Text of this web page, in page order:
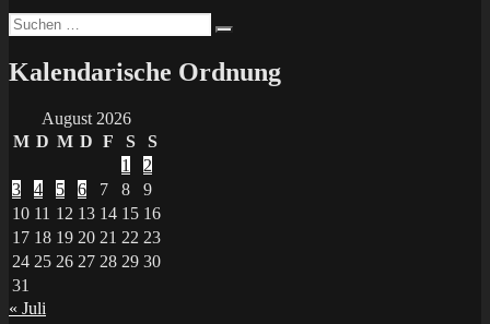
Suchen
nach:
Kalendarische Ordnung
August 2026
M D M D F S
S
1
2
3
4 5 6 7 8
9
10 11 12 13 14 15 16
17 18 19 20 21 22 23
24 25 26 27 28 29 30
31
« Juli